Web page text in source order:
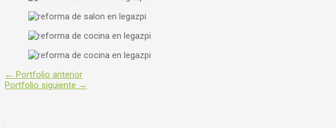
← Portfolio anterior
Portfolio siguiente →